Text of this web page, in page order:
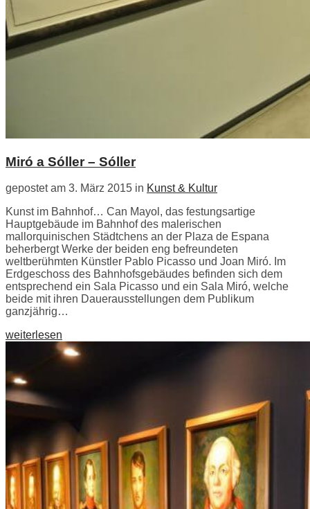
Miró a Sóller – Sóller
gepostet am 3. März 2015 in Kunst & Kultur
Kunst im Bahnhof… Can Mayol, das festungsartige
Hauptgebäude im Bahnhof des malerischen
mallorquinischen Städtchens an der Plaza de Espana
beherbergt Werke der beiden eng befreundeten
weltberühmten Künstler Pablo Picasso und Joan Miró. Im
Erdgeschoss des Bahnhofsgebäudes befinden sich dem
entsprechend ein Sala Picasso und ein Sala Miró, welche
beide mit ihren Dauerausstellungen dem Publikum
ganzjährig…
weiterlesen